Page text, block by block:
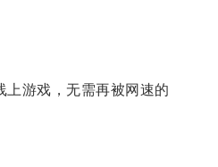
游戏，无需再被网速的